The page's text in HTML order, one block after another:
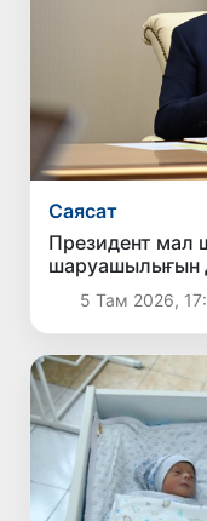
Саясат
Президент мал
шаруашылығын
шаралармен
5 Там 2026,